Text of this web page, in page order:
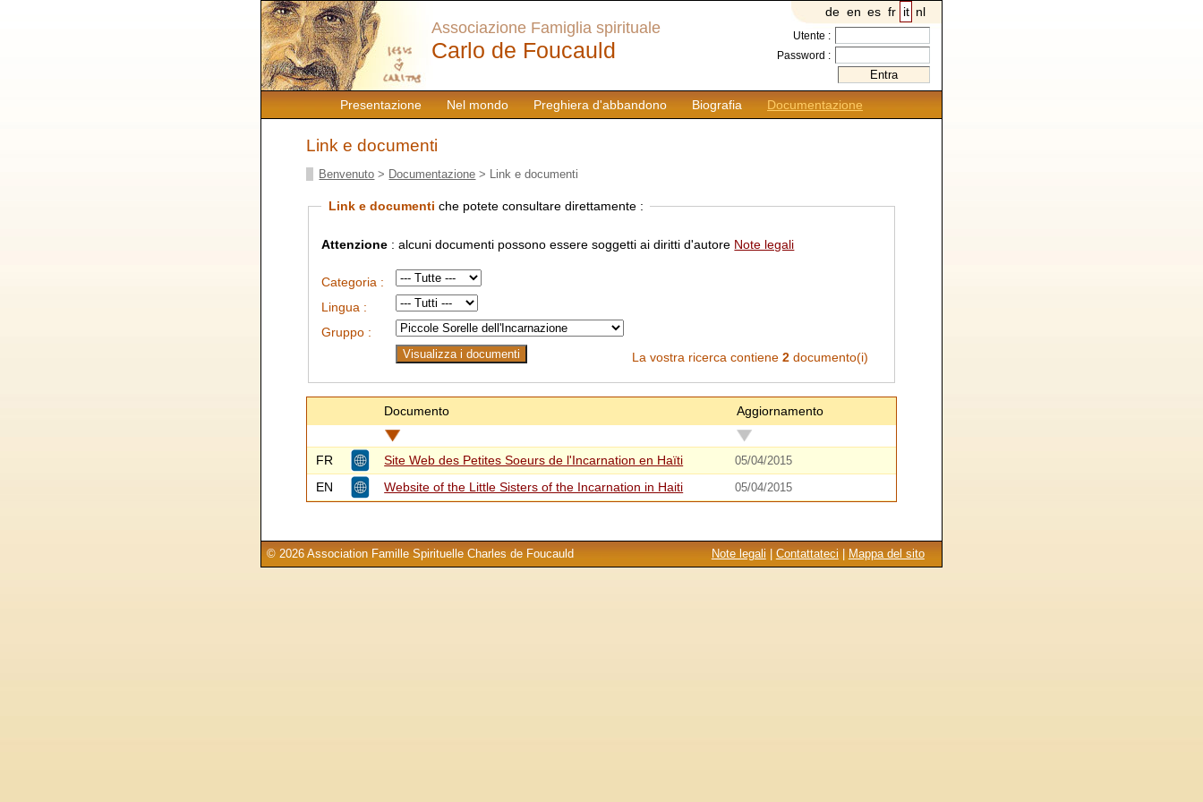
Presentazione Nel mondo Preghiera d'abbandono Biografia Documentazione
Associazione Famiglia spirituale
Carlo de Foucauld
de en es fr it nl
Utente :
Password :
Link e documenti
Benvenuto > Documentazione > Link e documenti
Link e documenti che potete consultare direttamente :
Attenzione : alcuni documenti possono essere soggetti ai diritti d'autore Note legali
Categoria :
Lingua :
Gruppo :
La vostra ricerca contiene2 documento(i)
Documento Aggiornamento
FR Site Web des Petites Soeurs de l'Incarnation en Haïti 05/04/2015
EN Website of the Little Sisters of the Incarnation in Haiti 05/04/2015
Note legali Contattateci Mappa del sito
© 2026 Association Famille Spirituelle Charles de Foucauld